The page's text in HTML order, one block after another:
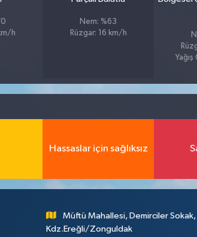
h
Nem: %63
Rüzgar: 16 km/h
Yağış
Hassaslar için sağlıksız
Müftü Mahallesi, Demirciler
Kdz.Ereğli/Zonguldak